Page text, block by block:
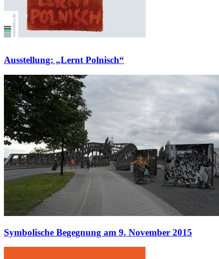
Ausstellung: „Lernt Polnisch“
Symbolische Begegnung am 9. November 2015